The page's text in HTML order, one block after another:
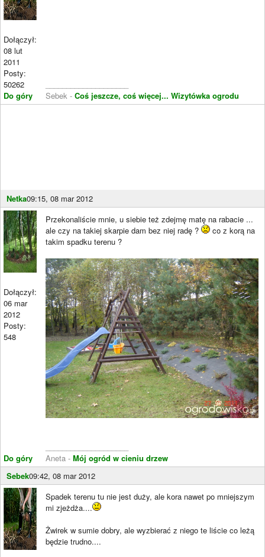
Dołączył:
08 lut
2011
Posty:
50262
Do góry
Sebek - Coś jeszcze, coś więcej... Wizytówka ogrodu
Netka09:15, 08 mar 2012
Dołączył:
06 mar
2012
Posty:
548
Do góry
Przekonaliście mnie, u siebie też zdejmę matę na rabacie ...
ale czy na takiej skarpie dam bez niej radę ?
co z korą na
takim spadku terenu ?
Aneta - Mój ogród w cieniu drzew
Sebek09:42, 08 mar 2012
Spadek terenu tu nie jest duży, ale kora nawet po mniejszym
mi zjeżdża....
Żwirek w sumie dobry, ale wyzbierać z niego te liście co leżą
będzie trudno....